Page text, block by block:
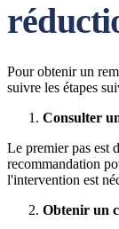
Pour obtenir un
suivre les étapes
Consulter
Le premier pas est
recommandation
l'intervention est
Obtenir un